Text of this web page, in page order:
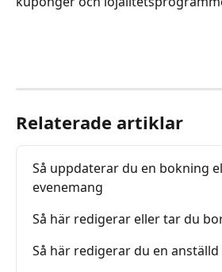
Relaterade artiklar
Så uppdaterar du en bokning
evenemang
Så här redigerar eller tar du
Så här redigerar du en anställd